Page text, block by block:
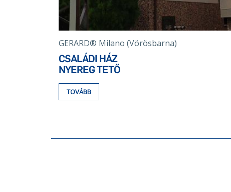
GERARD® Milano (Vörösbarna)
CSALÁDI HÁZ
NYEREG TETŐ
TOVÁBB